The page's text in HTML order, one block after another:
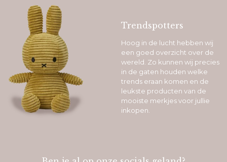
Trendspotters
Hoog in de lucht hebben wij
een goed overzicht over de
wereld. Zo kunnen wij precies
in de gaten houden welke
trends eraan komen en de
leukste producten van de
mooiste merkjes voor jullie
inkopen.